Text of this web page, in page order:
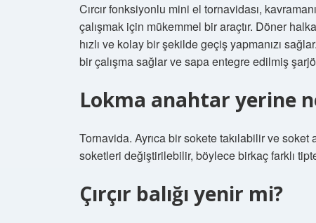
Cırcır fonksiyonlu mini el tornavidası,
çalışmak için mükemmel bir araçtır. Döner
hızlı ve kolay bir şekilde geçiş yapmanızı
bir çalışma sağlar ve sapa entegre edilmiş
Lokma anahtar yerine
Tornavida. Ayrıca bir sokete takılabilir ve
soketleri değiştirilebilir, böylece birkaç farklı
Çırçır balığı yenir mi?